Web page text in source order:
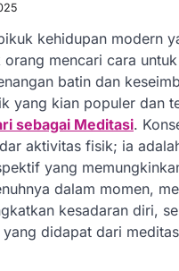
kehidupan modern
orang mencari cara untuk
batin dan
yang kian populer dan
sebagai Meditasi.
aktivitas fisik; ia
yang
dalam momen,
kesadaran diri,
didapat dari